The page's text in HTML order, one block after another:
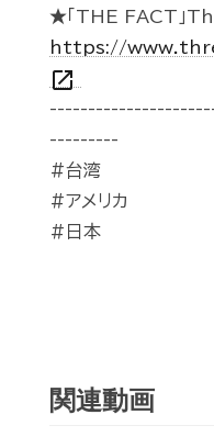
★「THE FACT」
https://
open_in_new
---------
#台湾
#アメリカ
#日本
関連動画